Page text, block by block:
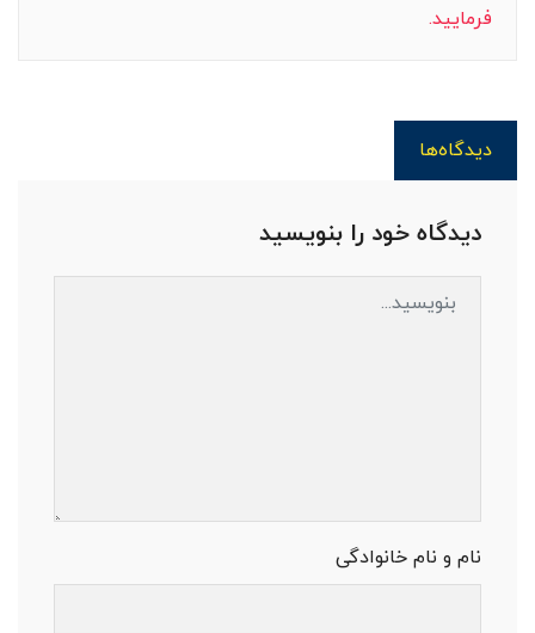
فرمایید.
دیدگاه‌ها
دیدگاه خود را بنویسید
نام و نام خانوادگی